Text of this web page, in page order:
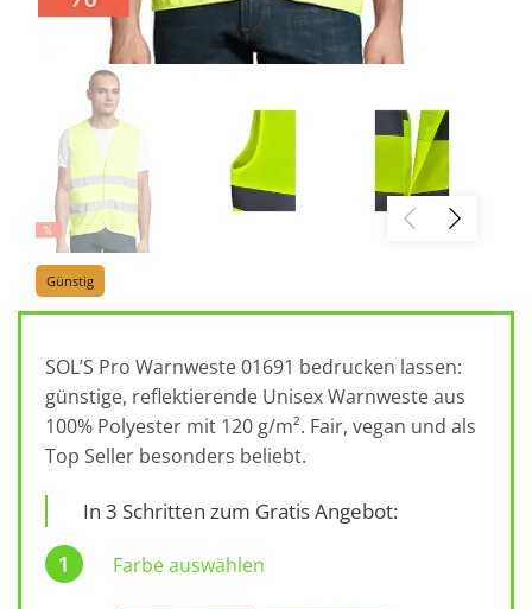
Günstig
SOL’S Pro Warnweste 01691 bedrucken lassen:
günstige, reflektierende Unisex Warnweste aus
100% Polyester mit 120 g/m². Fair, vegan und als
Top Seller besonders beliebt.
In 3 Schritten zum Gratis Angebot:
Farbe auswählen